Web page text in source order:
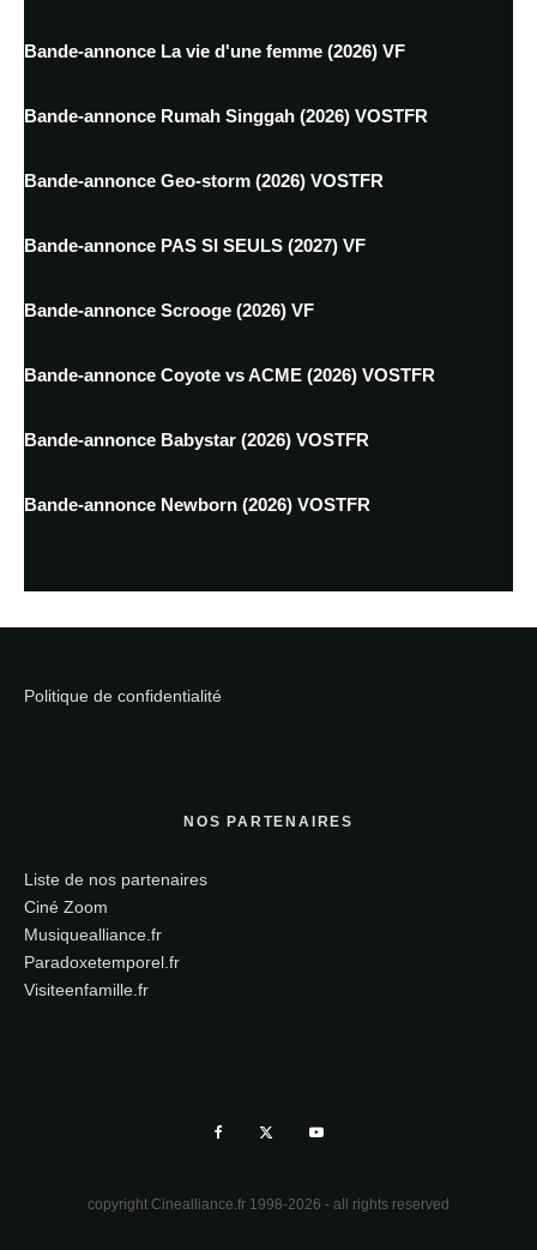
Bande-annonce La vie d'une femme (2026) VF
Bande-annonce Rumah Singgah (2026) VOSTFR
Bande-annonce Geo-storm (2026) VOSTFR
Bande-annonce PAS SI SEULS (2027) VF
Bande-annonce Scrooge (2026) VF
Bande-annonce Coyote vs ACME (2026) VOSTFR
Bande-annonce Babystar (2026) VOSTFR
Bande-annonce Newborn (2026) VOSTFR
Politique de confidentialité
NOS PARTENAIRES
Liste de nos partenaires
Ciné Zoom
Musiquealliance.fr
Paradoxetemporel.fr
Visiteenfamille.fr
copyright Cinealliance.fr 1998-2026 - all rights reserved